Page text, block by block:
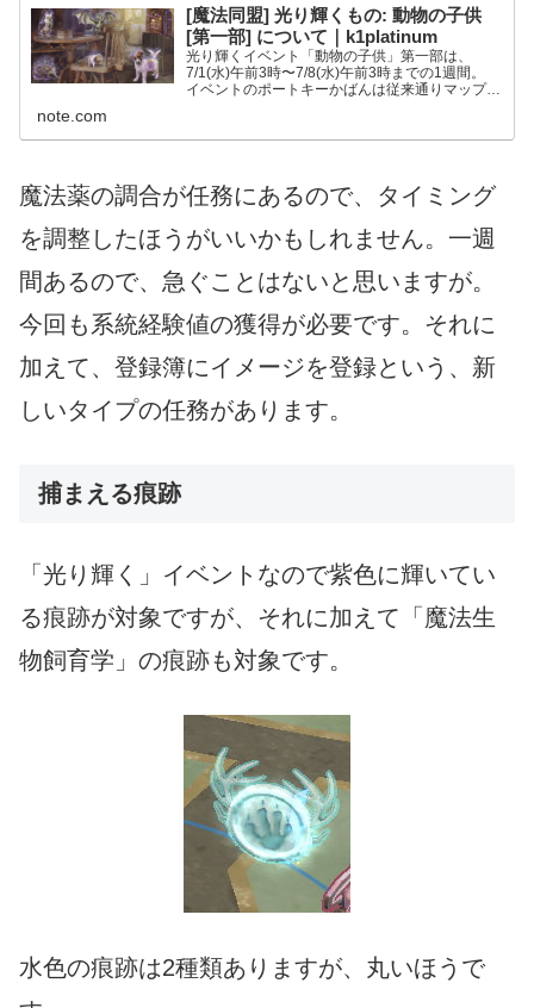
[魔法同盟] 光り輝くもの: 動物の子供
[第一部] について｜k1platinum
光り輝くイベント「動物の子供」第一部は、
7/1(水)午前3時〜7/8(水)午前3時までの1週間。
イベントのポートキーかばんは従来通りマップ上
ナス...
note.com
魔法薬の調合が任務にあるので、タイミング
を調整したほうがいいかもしれません。一週
間あるので、急ぐことはないと思いますが。
今回も系統経験値の獲得が必要です。それに
加えて、登録簿にイメージを登録という、新
しいタイプの任務があります。
捕まえる痕跡
「光り輝く」イベントなので紫色に輝いてい
る痕跡が対象ですが、それに加えて「魔法生
物飼育学」の痕跡も対象です。
水色の痕跡は2種類ありますが、丸いほうで